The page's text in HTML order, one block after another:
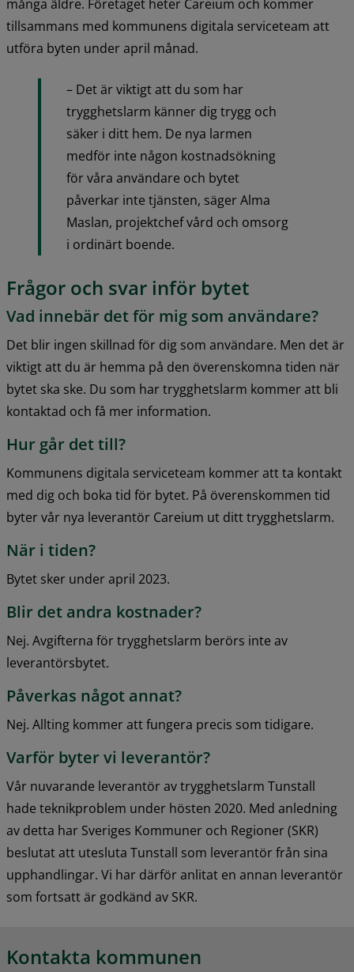
många äldre. Företaget heter Careium och kommer
tillsammans med kommunens digitala serviceteam att
utföra byten under april månad.
– Det är viktigt att du som har
trygghetslarm känner dig trygg och
säker i ditt hem. De nya larmen
medför inte någon kostnadsökning
för våra användare och bytet
påverkar inte tjänsten, säger Alma
Maslan, projektchef vård och omsorg
i ordinärt boende.
Frågor och svar inför bytet
Vad innebär det för mig som användare?
Det blir ingen skillnad för dig som användare. Men det är
viktigt att du är hemma på den överenskomna tiden när
bytet ska ske. Du som har trygghetslarm kommer att bli
kontaktad och få mer information.
Hur går det till?
Kommunens digitala serviceteam kommer att ta kontakt
med dig och boka tid för bytet. På överenskommen tid
byter vår nya leverantör Careium ut ditt trygghetslarm.
När i tiden?
Bytet sker under april 2023.
Blir det andra kostnader?
Nej. Avgifterna för trygghetslarm berörs inte av
leverantörsbytet.
Påverkas något annat?
Nej. Allting kommer att fungera precis som tidigare.
Varför byter vi leverantör?
Vår nuvarande leverantör av trygghetslarm Tunstall
hade teknikproblem under hösten 2020. Med anledning
av detta har Sveriges Kommuner och Regioner (SKR)
beslutat att utesluta Tunstall som leverantör från sina
upphandlingar. Vi har därför anlitat en annan leverantör
som fortsatt är godkänd av SKR.
Kontakta kommunen